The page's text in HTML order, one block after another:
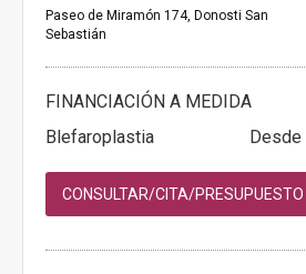
Paseo de Miramón 174, Donosti San
Sebastián
FINANCIACIÓN A MEDIDA
Blefaroplastia
Desde
CONSULTAR/CITA/PRESUPUESTO